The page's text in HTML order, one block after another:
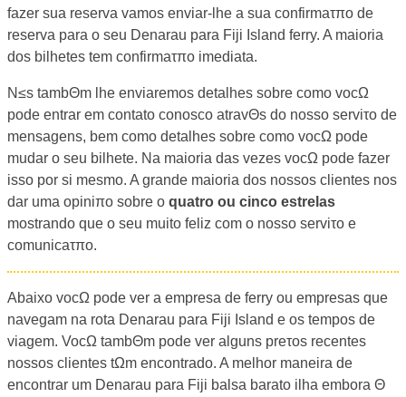
fazer sua reserva vamos enviar-lhe a sua confirmaτπo de
reserva para o seu Denarau para Fiji Island ferry. A maioria
dos bilhetes tem confirmaτπo imediata.
N≤s tambΘm lhe enviaremos detalhes sobre como vocΩ
pode entrar em contato conosco atravΘs do nosso serviτo de
mensagens, bem como detalhes sobre como vocΩ pode
mudar o seu bilhete. Na maioria das vezes vocΩ pode fazer
isso por si mesmo. A grande maioria dos nossos clientes nos
dar uma opiniπo sobre o quatro ou cinco estrelas
mostrando que o seu muito feliz com o nosso serviτo e
comunicaτπo.
Abaixo vocΩ pode ver a empresa de ferry ou empresas que
navegam na rota Denarau para Fiji Island e os tempos de
viagem. VocΩ tambΘm pode ver alguns preτos recentes
nossos clientes tΩm encontrado. A melhor maneira de
encontrar um Denarau para Fiji balsa barato ilha embora Θ